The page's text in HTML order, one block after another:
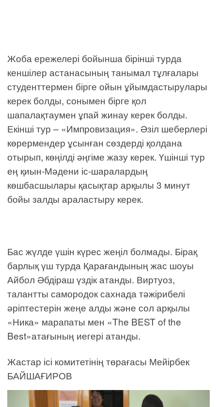
Жоба ережелері бойынша бірінші турда
кеншілер астанасының танымал тұлғалары
студенттермен бірге ойын ұйымдастырулары
керек болды, сонымен бірге қол
шапалақтаумен ұпай жинау керек болды.
Екінші тур – «Импровизация». Әзіл шеберлері
көрермендер ұсынған сөздерді қолдана
отырып, көңілді әңгіме жазу керек. Үшінші тур
ең қиын-Мәдени іс-шаралардың
көшбасшылары қасықтар арқылы 3 минут
бойы залды араластыру керек.
Бас жүлде үшін күрес жеңіл болмады. Бірақ
барлық үш турда Қарағандының жас шоуы
Айбол Әбдіраш үздік атанды. Виртуоз,
талантты самородок сахнада тәжірибелі
әріптестерін жеңе алды және сол арқылы
«Ника» марапаты мен «The BEST of the
Best»атағының иегері атанды.
Жастар ісі комитетінің төрағасы Мейірбек
БАЙШАҒИРОВ